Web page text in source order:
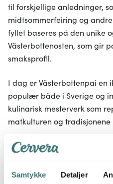
Samtykke Detaljer
til forskjellige anledninger,
midtsommerfeiring og
fyllet baseres på den unike
Västerbottenosten, som gir
smaksprofil.
I dag er Västerbottenpai en
populær både i Sverige og
kulinarisk mesterverk som
matkulturen og tradisjonene